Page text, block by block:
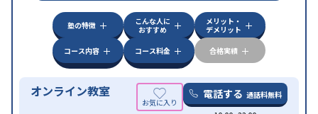
特徴
中高一貫校生に対応授業の振替可能 不登校生に対
オンライン対応 1科目から受講可能季節講習の
みの受講可
自習室あり
塾の特徴
こんな人に
おすすめ
メリット・
デメリット
コース内容
コース料金 合格実績
オンライン教室 電話する 通話料無料